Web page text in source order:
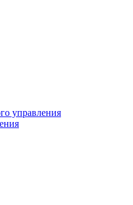
управления